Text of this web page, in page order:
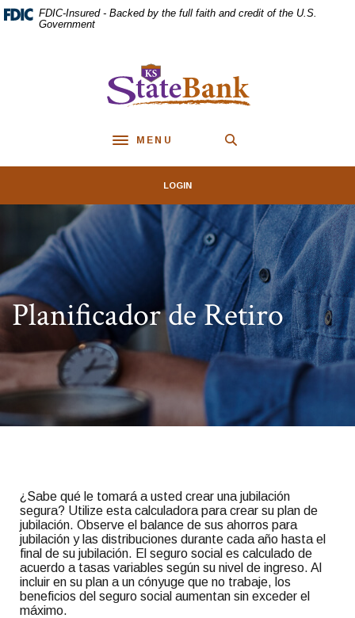
Home
Skip
Download
Acrobat
files.
FDIC-Insured - Backed by the full faith and credit of the U.S.
Government
KS StateBank
Toggle navigation
MENU
LOGIN
Planificador de Retiro
¿Sabe qué le tomará a usted crear una jubilación
segura? Utilize esta calculadora para crear su plan de
jubilación. Observe el balance de sus ahorros para
jubilación y las distribuciones durante cada año hasta el
final de su jubilación. El seguro social es calculado de
acuerdo a tasas variables según su nivel de ingreso. Al
incluir en su plan a un cónyuge que no trabaje, los
beneficios del seguro social aumentan sin exceder el
máximo.